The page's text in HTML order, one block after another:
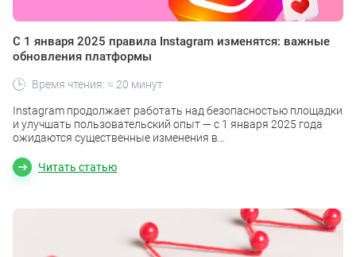
С 1 января 2025 правила Instagram изменятся: важные
обновления платформы
Instagram продолжает работать над безопасностью площадки
и улучшать пользовательский опыт — с 1 января 2025 года
ожидаются существенные изменения в...
Читать статью
Время чтения: ≈ 20 минут